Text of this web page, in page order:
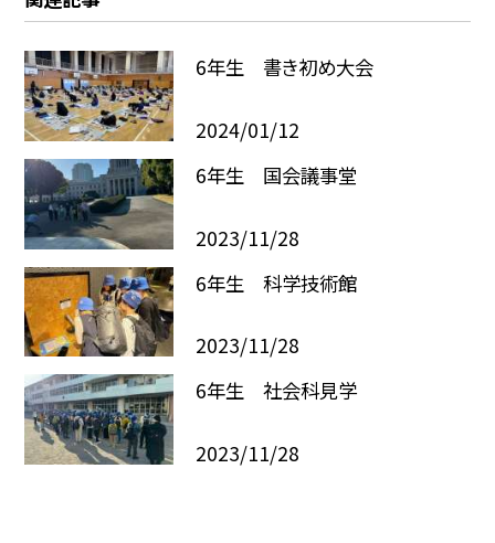
6年生 書き初め大会
2024/01/12
6年生 国会議事堂
2023/11/28
6年生 科学技術館
2023/11/28
6年生 社会科見学
2023/11/28